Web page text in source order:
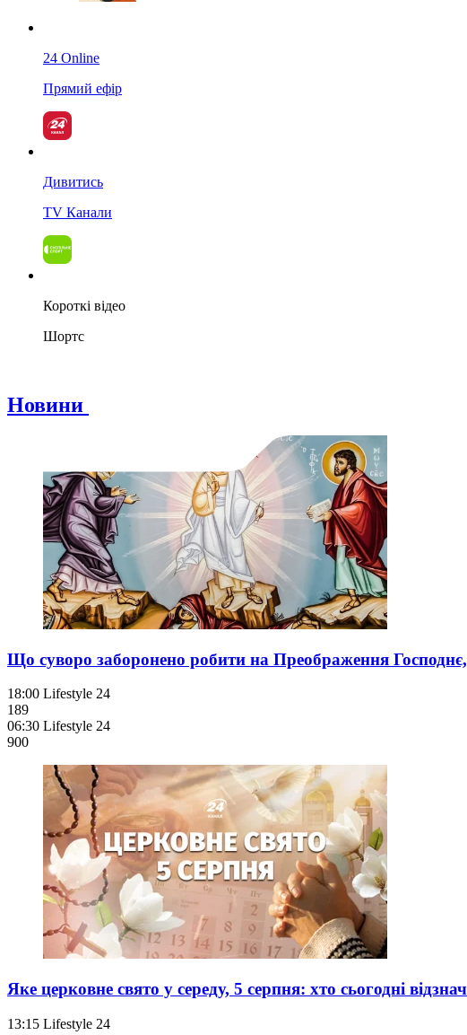
24 Online
Прямий ефір
Дивитись
TV Канали
Короткі відео
Шортс
Новини
Що суворо заборонено робити на Преображення
18:00 Lifestyle 24
189
06:30 Lifestyle 24
900
Яке церковне свято у середу, 5 серпня: хто сьогодні
13:15 Lifestyle 24